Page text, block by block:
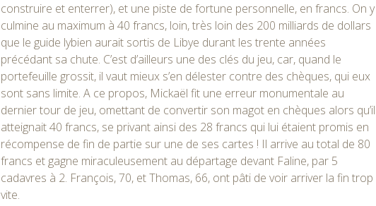
construire et enterrer), et une piste de fortune personnelle, en francs. On y
culmine au maximum à 40 francs, loin, très loin des 200 milliards de dollars
que le guide lybien aurait sortis de Libye durant les trente années
précédant sa chute. C’est d’ailleurs une des clés du jeu, car, quand le
portefeuille grossit, il vaut mieux s’en délester contre des chèques, qui eux
sont sans limite. A ce propos, Mickaël fit une erreur monumentale au
dernier tour de jeu, omettant de convertir son magot en chèques alors qu’il
atteignait 40 francs, se privant ainsi des 28 francs qui lui étaient promis en
récompense de fin de partie sur une de ses cartes ! Il arrive au total de 80
francs et gagne miraculeusement au départage devant Faline, par 5
cadavres à 2. François, 70, et Thomas, 66, ont pâti de voir arriver la fin trop
vite.